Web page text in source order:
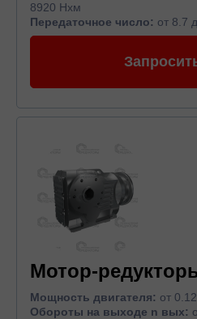
8920 Нхм
Передаточное число: от 8.7
Мотор-
Мощность двигателя: от
Обороты на выходе n вых: